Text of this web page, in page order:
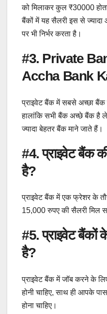
को मिलाकर कुल ₹30000
बैंकों में यह सैलरी इस से
पर भी निर्भर करता है।
#3. Private
Accha Bank
प्राइवेट बैंक में सबसे अच्छा बैंक
हालांकि सभी बैंक अच्छे बैंक है
ज्यादा बेहतर बैंक माने जाते हैं।
#4. प्राइवेट बैंक
है?
प्राइवेट बैंक में एक फ्रेशर के
15,000 रुपए की सैलरी मिल
#5. प्राइवेट बैंकों
है?
प्राइवेट बैंक में जॉब करने के
होनी चाहिए, साथ ही आपके
होना चाहिए।